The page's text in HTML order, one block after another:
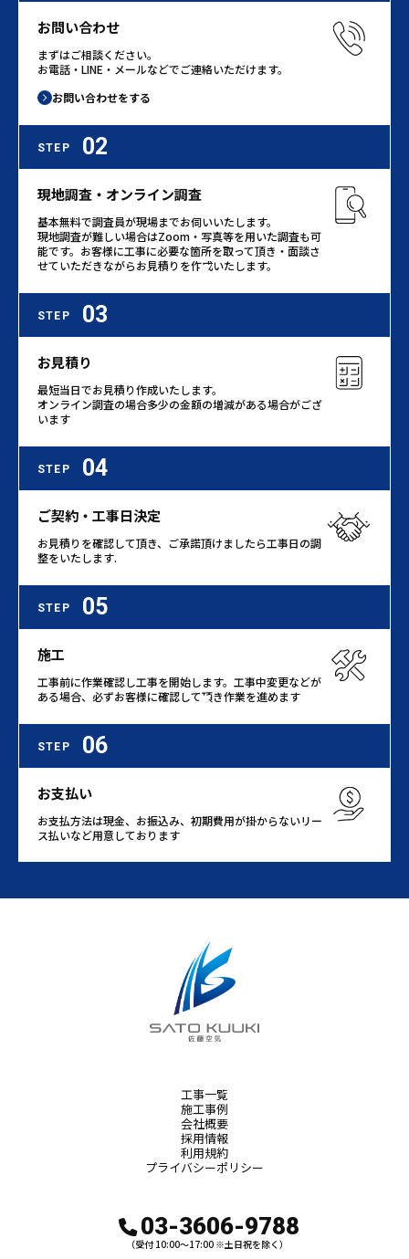
お問い合わせ
まずはご相談ください。
お電話・LINE・メールなどでご連絡いただけます。
お問い合わせをする
STEP 02
現地調査・オンライン調査
基本無料で調査員が現場までお伺いいたします。
現地調査が難しい場合はZoom・写真等を用いた調査も可
能です。お客様に工事に必要な箇所を取って頂き・面談さ
せていただきながらお見積りを作成いたします。
STEP 03
お見積り
最短当日でお見積り作成いたします。
オンライン調査の場合多少の金額の増減がある場合がござ
います
STEP 04
ご契約・工事日決定
お見積りを確認して頂き、ご承諾頂けましたら工事日の調
整をいたします.
STEP 05
施工
工事前に作業確認し工事を開始します。工事中変更などが
ある場合、必ずお客様に確認して頂き作業を進めます
STEP 06
お支払い
お支払方法は現金、お振込み、初期費用が掛からないリー
ス払いなど用意しております
工事一覧
施工事例
会社概要
採用情報
利用規約
プライバシーポリシー
03-3606-9788
（受付 10:00～17:00 ※土日祝を除く）